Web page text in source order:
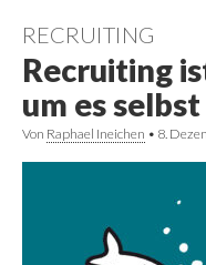
RECRUITING
Recruiting
um es
Von Raphael Ineichen • 8.